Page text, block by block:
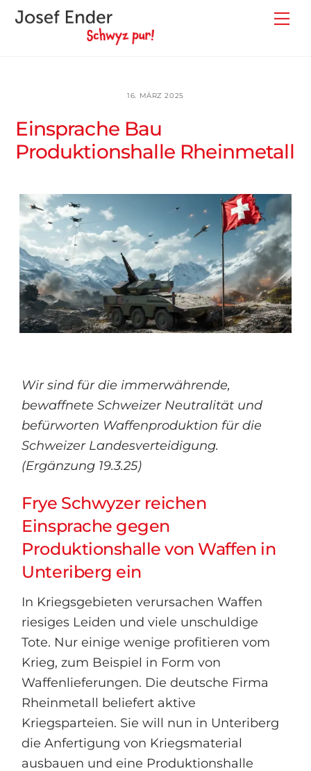
Skip
16. MÄRZ 2025
Einsprache Bau
Produktionshalle Rheinmetall
Wir sind für die immerwährende,
bewaffnete Schweizer Neutralität und
befürworten Waffenproduktion für die
Schweizer Landesverteidigung.
(Ergänzung 19.3.25)
Frye Schwyzer reichen
Einsprache gegen
Produktionshalle von Waffen in
Unteriberg ein
In Kriegsgebieten verursachen Waffen
riesiges Leiden und viele unschuldige
Tote. Nur einige wenige profitieren vom
Krieg, zum Beispiel in Form von
Waffenlieferungen. Die deutsche Firma
Rheinmetall beliefert aktive
Kriegsparteien. Sie will nun in Unteriberg
die Anfertigung von Kriegsmaterial
ausbauen und eine Produktionshalle